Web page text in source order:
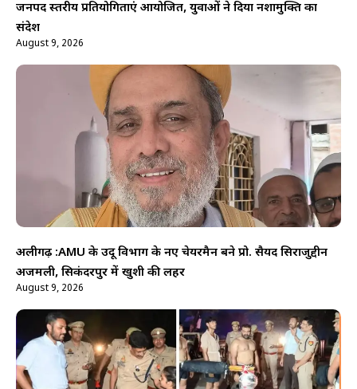
जनपद स्तरीय प्रतियोगिताएं आयोजित, युवाओं ने दिया नशामुक्ति का
संदेश
August 9, 2026
अलीगढ़ :AMU के उर्दू विभाग के नए चेयरमैन बने प्रो. सैयद सिराजुद्दीन
अजमली, सिकंदरपुर में खुशी की लहर
August 9, 2026